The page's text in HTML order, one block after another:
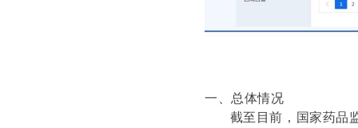
一、总体情况
截至目前，国家药品监